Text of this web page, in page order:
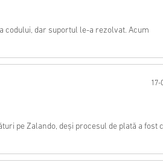
codului, dar suportul le-a rezolvat. Acum
17-
pe Zalando, deși procesul de plată a fost